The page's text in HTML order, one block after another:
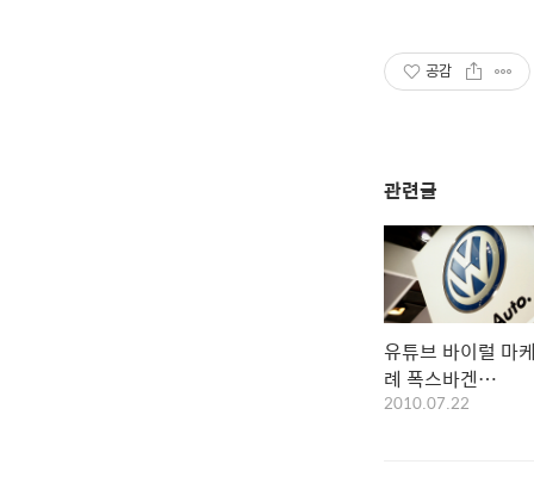
공감
관련글
유튜브 바이럴 마
례 폭스바겐
(Volkswagen)
2010.07.22